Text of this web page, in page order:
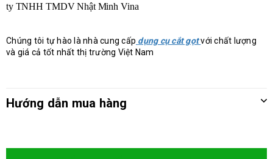
ty TNHH TMDV Nhật Minh Vina
Chúng tôi tự hào là nhà cung cấp dụng cụ cắt gọtvới chất lượng
và giá cả tốt nhất thị trường Việt Nam
Hướng dẫn mua hàng